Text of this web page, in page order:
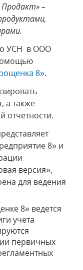
–
УСН в ООО
8».
а также
отчетности.
8» и
версия»,
для ведения
8» ведется
учета
первичных